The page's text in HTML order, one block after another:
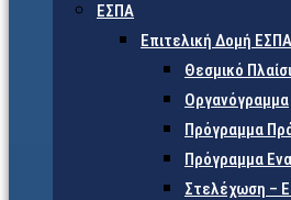
ΕΣΠΑ
Επιτελική Δομή
Θεσμικό
Οργανόγραμμα
Πρόγραμμα
Πρόγραμμα
Στελέχωση –